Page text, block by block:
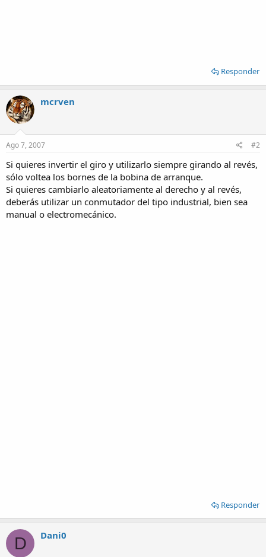
Responder
mcrven
Ago 7, 2007 #2
Si quieres invertir el giro y utilizarlo siempre girando al revés,
sólo voltea los bornes de la bobina de arranque.
Si quieres cambiarlo aleatoriamente al derecho y al revés,
deberás utilizar un conmutador del tipo industrial, bien sea
manual o electromecánico.
Responder
D Dani0